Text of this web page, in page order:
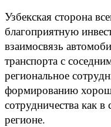
Узбекская сторона
благоприятную
взаимосвязь
транспорта с
региональное
формированию
сотрудничества как в
регионе.